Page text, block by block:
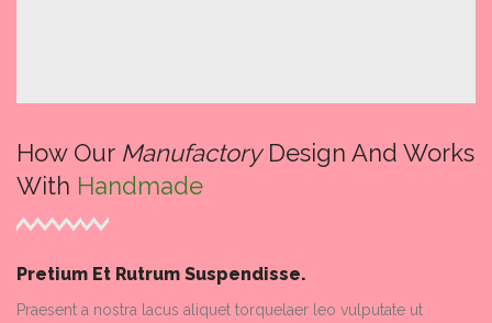
How Our ManufactoryDesign And Works
With Handmade
Pretium Et Rutrum Suspendisse.
Praesent a nostra lacus aliquet torquelaer leo vulputate ut